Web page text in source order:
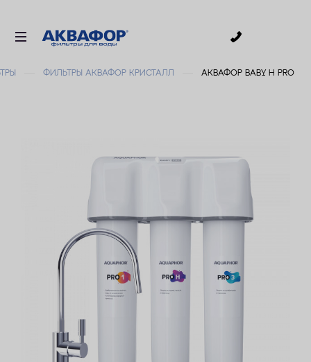
ФИЛЬТРЫ АКВАФОР КРИСТАЛЛ АКВАФОР BABY H PRO